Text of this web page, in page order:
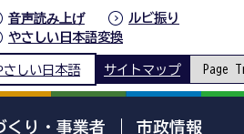
音声読み上げ
ルビ振り
やさしい日本語変換
さしい日本語 サイトマップ
くり・事業者 市政情報